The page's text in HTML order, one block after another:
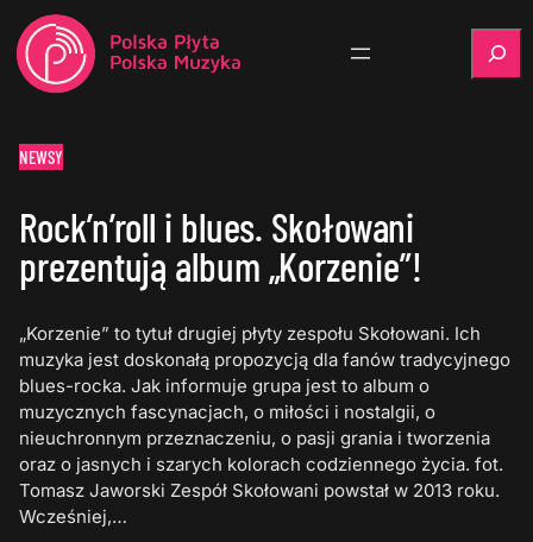
NEWSY
Rock’n’roll i blues. Skołowani
prezentują album „Korzenie”!
„Korzenie” to tytuł drugiej płyty zespołu Skołowani. Ich
muzyka jest doskonałą propozycją dla fanów tradycyjnego
blues-rocka. Jak informuje grupa jest to album o
muzycznych fascynacjach, o miłości i nostalgii, o
nieuchronnym przeznaczeniu, o pasji grania i tworzenia
oraz o jasnych i szarych kolorach codziennego życia. fot.
Tomasz Jaworski Zespół Skołowani powstał w 2013 roku.
Wcześniej,…